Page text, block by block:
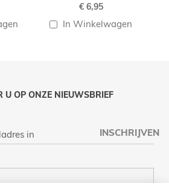
€ 6,95
In Winkelwagen
U OP ONZE NIEUWSBRIEF
INSCHRIJVEN